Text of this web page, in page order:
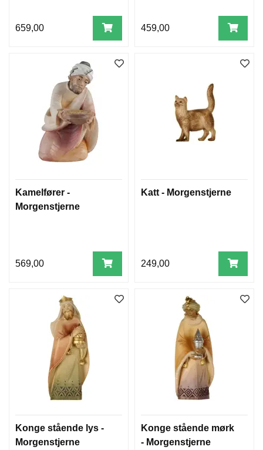
659,00 459,00
Kamelfører -
Morgenstjerne
569,00
Katt - Morgenstjerne
249,00
Konge stående lys -
Morgenstjerne
Konge stående mørk
- Morgenstjerne